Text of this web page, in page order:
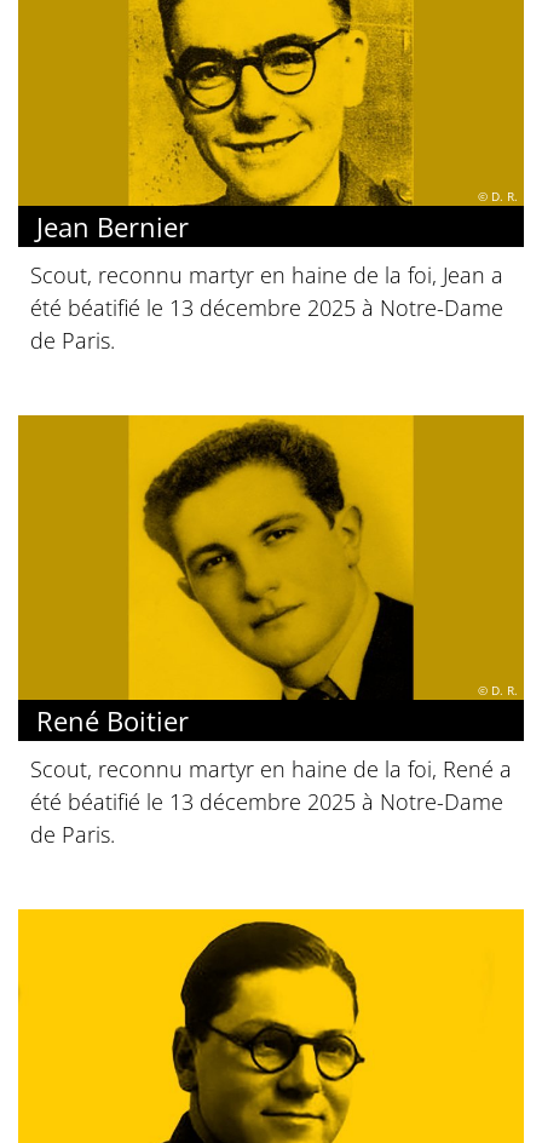
© D. R.
Jean Bernier
Scout, reconnu martyr en haine de la foi, Jean a
été béatifié le 13 décembre 2025 à Notre-Dame
de Paris.
© D. R.
René Boitier
Scout, reconnu martyr en haine de la foi, René a
été béatifié le 13 décembre 2025 à Notre-Dame
de Paris.